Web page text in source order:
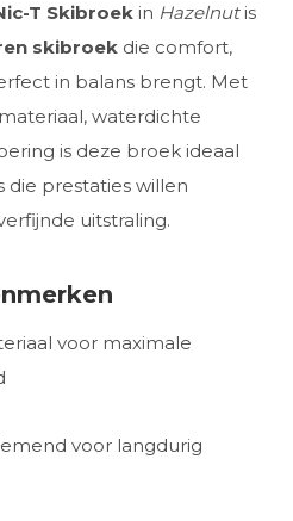
T Skibroek in Hazelnutis
skibroek die comfort,
in balans brengt. Met
waterdichte
is deze broek ideaal
die prestaties willen
uitstraling.
voor maximale
voor langdurig